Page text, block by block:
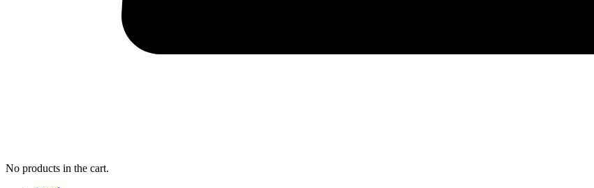
No products in the cart.